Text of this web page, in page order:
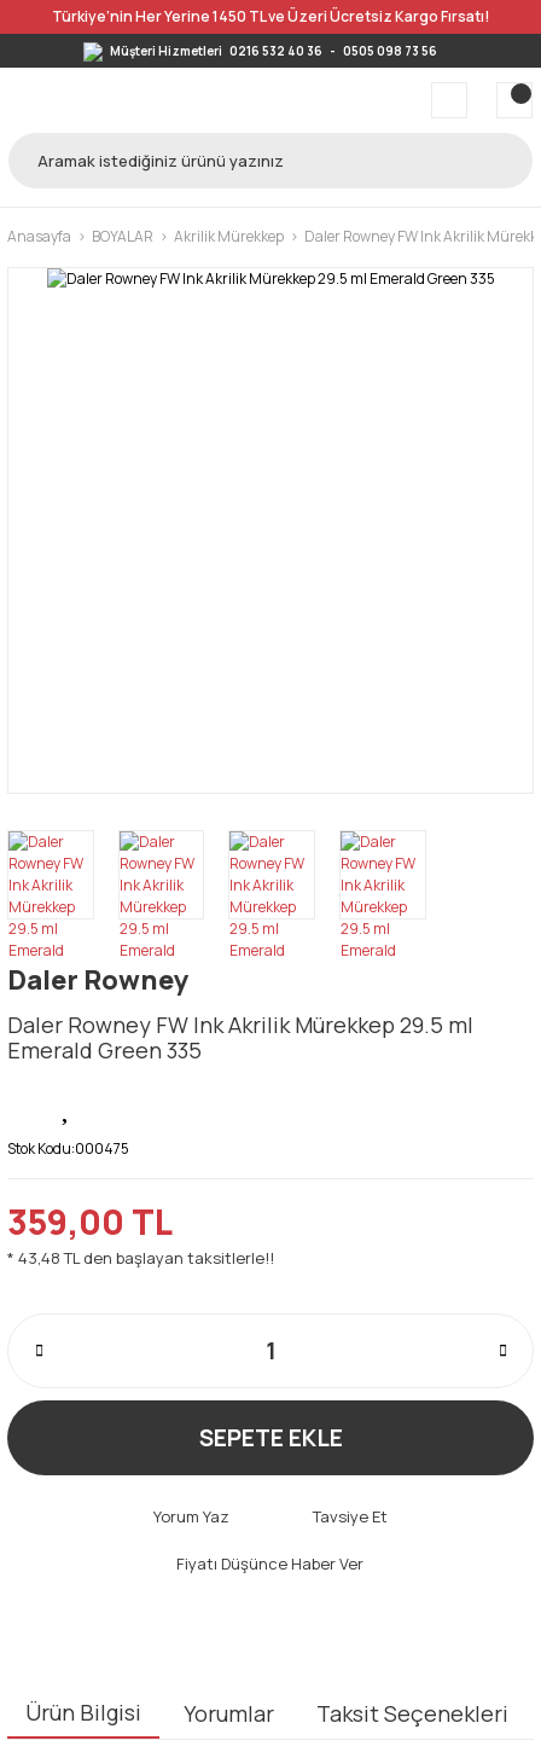
Türkiye’nin Her Yerine 1450 TL ve Üzeri Ücretsiz Kargo Fırsatı!
Müşteri Hizmetleri 0216 532 40 36 - 0505 098 73 56
Anasayfa BOYALAR Akrilik Mürekkep Daler Rowney FW Ink Akrilik
Daler Rowney
Daler Rowney FW Ink Akrilik Mürekkep 29.5 ml
Emerald Green 335
Stok Kodu:000475
359,00 TL
* 43,48 TL den başlayan taksitlerle!!
SEPETE EKLE
Yorum Yaz Tavsiye Et
Fiyatı Düşünce Haber Ver
Ürün Bilgisi Yorumlar Taksit Seçenekleri